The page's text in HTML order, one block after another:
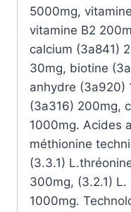
5000mg,
vitamine B2
calcium (3a841)
30mg, biotine
anhydre (3a920)
(3a316) 200mg,
1000mg. Acides
méthionine
(3.3.1)
300mg, (3.2.1)
1000mg.